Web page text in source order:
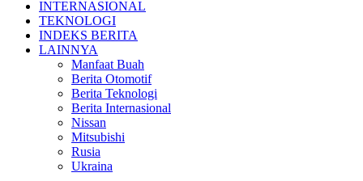
INTERNASIONAL
TEKNOLOGI
INDEKS BERITA
LAINNYA
Manfaat Buah
Berita Otomotif
Berita Teknologi
Berita Internasional
Nissan
Mitsubishi
Rusia
Ukraina